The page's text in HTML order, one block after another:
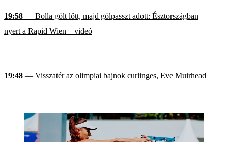
19:58 — Bolla gólt lőtt, majd gólpasszt adott: Észtországban
nyert a Rapid Wien – videó
19:48 — Visszatér az olimpiai bajnok curlinges, Eve Muirhead